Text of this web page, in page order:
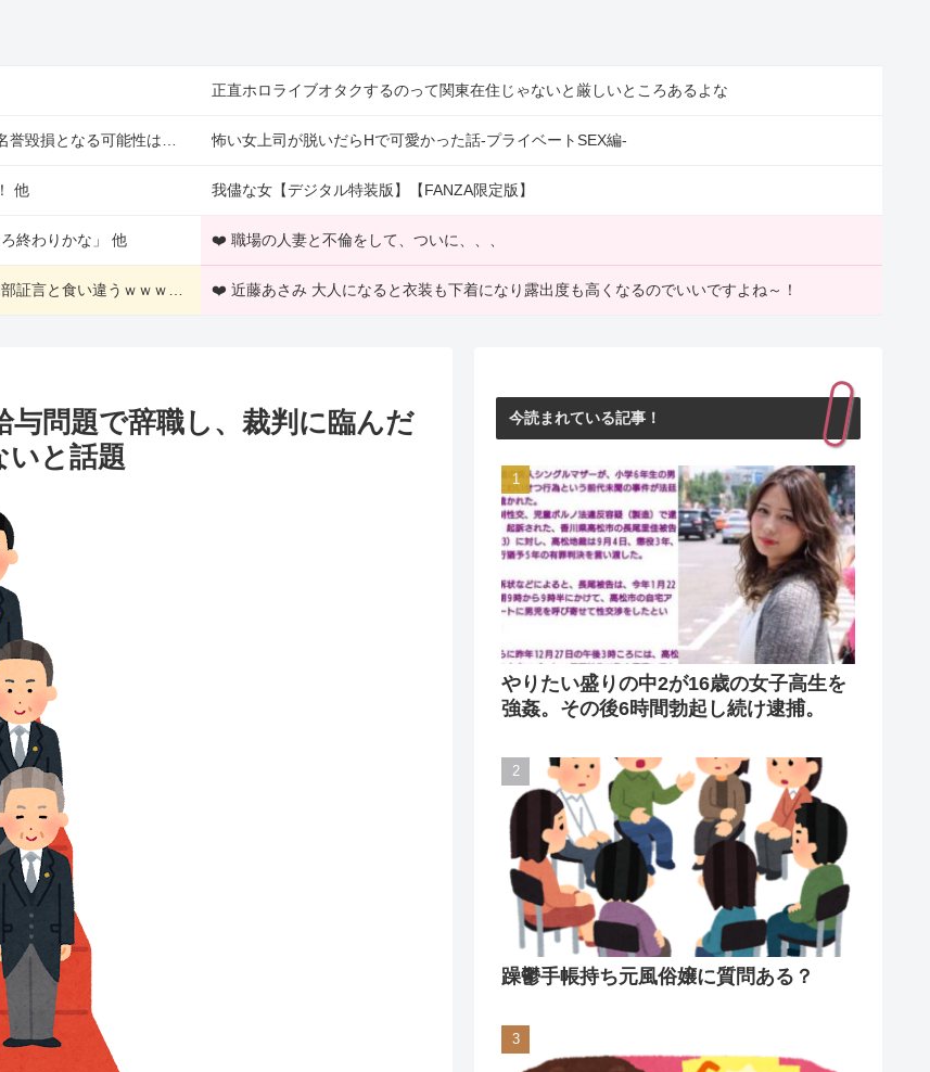
他
終わりかな」 他
正直ホロライブオタクするのって関東在住じゃないと厳しいところあるよな
怖い女上司が脱いだらHで可愛かった話-プライベートSEX編-
我儘な女【デジタル特装版】【FANZA限定版】
❤️ 職場の人妻と不倫をして、ついに、、、
❤️ 近藤あさみ 大人になると衣装も下着になり露出度も高くなるのでいいですよね～！
与問題で辞職し、裁判に臨んだ
と話題
今読まれている記事！
やりたい盛りの中2が16歳の女子高生を
強姦。その後6時間勃起し続け逮捕。
躁鬱手帳持ち元風俗嬢に質問ある？